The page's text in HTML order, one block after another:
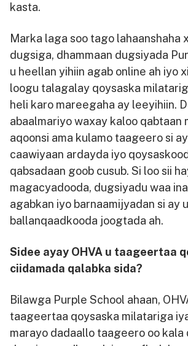
kasta.
Marka laga soo tago lahaanshaha
dugsiga, dhammaan dugsiyada
u heellan yihiin agab online ah iyo
loogu talagalay qoysaska
heli karo mareegaha ay leeyihiin.
abaalmariyo waxay kaloo qabtaan
aqoonsi ama kulamo taageero si
caawiyaan ardayda iyo
qabsadaan goob cusub. Si loo sii
magacyadooda, dugsiyadu waa
agabkan iyo barnaamijyadan si ay
ballanqaadkooda joogtada ah.
Sidee ayay OHVA u taageertaa
ciidamada qalabka sida?
Bilawga Purple School ahaan,
taageertaa qoysaska milatariga
marayo dadaallo taageero oo kala